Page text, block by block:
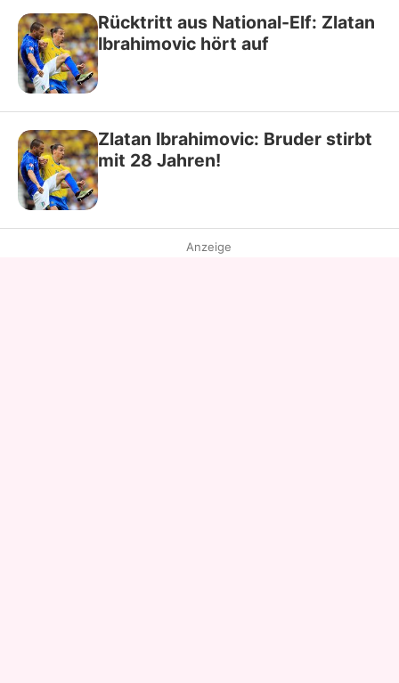
Rücktritt aus National-Elf: Zlatan
Ibrahimovic hört auf
Zlatan Ibrahimovic: Bruder stirbt
mit 28 Jahren!
Anzeige